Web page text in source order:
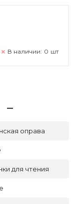
В наличии: 0 шт
оправа
для чтения